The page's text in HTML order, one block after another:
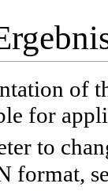
of
for
to
format,